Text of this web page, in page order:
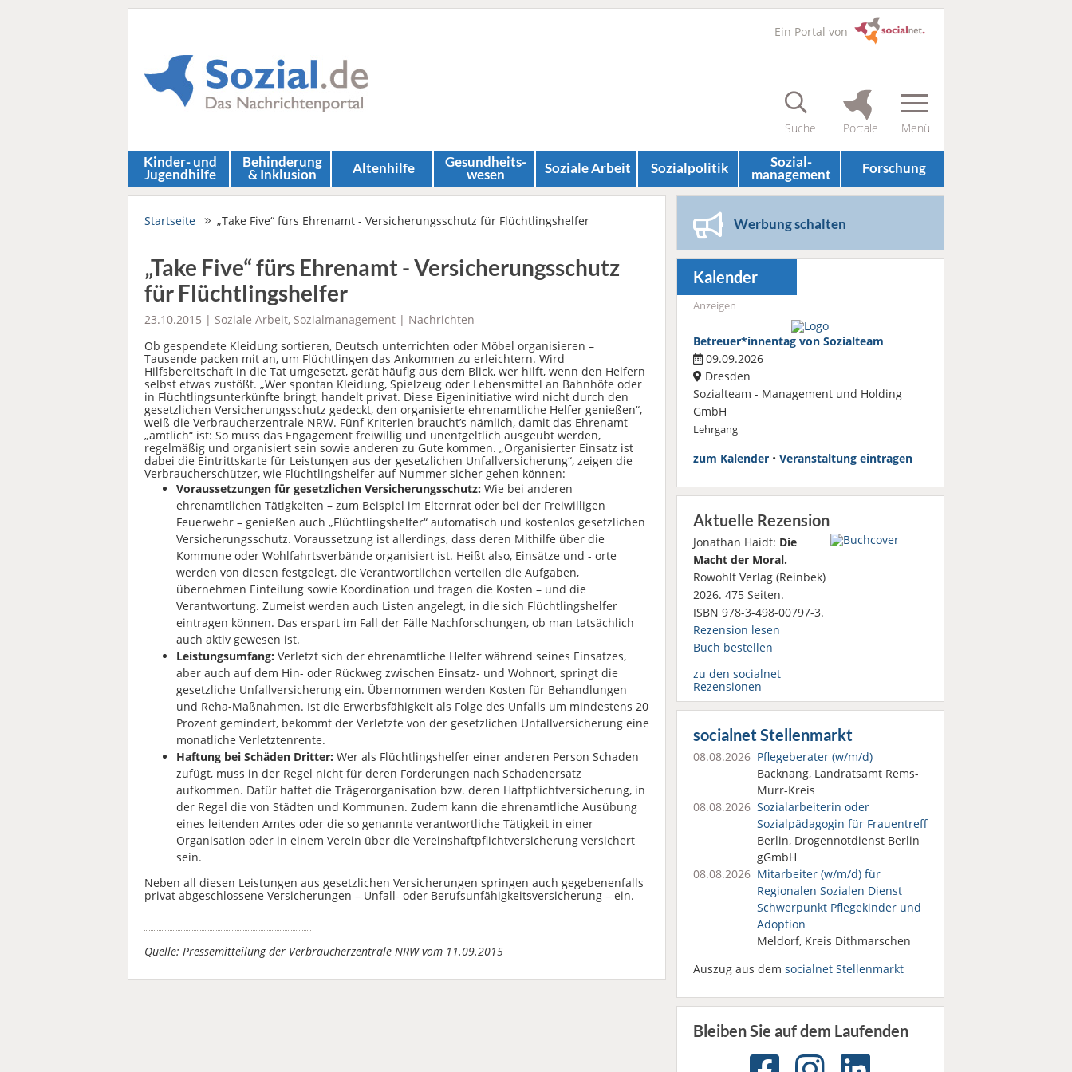
Ein Portal von
Kinder- und
Jugendhilfe
Behinderung
& Inklusion Altenhilfe Gesundheits­
wesen Soziale Arbeit Sozial­politik Sozial­
management Forschung
Startseite „Take Five“ fürs Ehrenamt - Versicherungsschutz für Flüchtlingshelfer
„Take Five“ fürs Ehrenamt - Versicherungsschutz
für Flüchtlingshelfer
23.10.2015 | Soziale Arbeit, Sozialmanagement | Nachrichten
Ob gespendete Kleidung sortieren, Deutsch unterrichten oder Möbel organisieren –
Tausende packen mit an, um Flüchtlingen das Ankommen zu erleichtern. Wird
Hilfsbereitschaft in die Tat umgesetzt, gerät häufig aus dem Blick, wer hilft, wenn den Helfern
selbst etwas zustößt. „Wer spontan Kleidung, Spielzeug oder Lebensmittel an Bahnhöfe oder
in Flüchtlingsunterkünfte bringt, handelt privat. Diese Eigeninitiative wird nicht durch den
gesetzlichen Versicherungsschutz gedeckt, den organisierte ehrenamtliche Helfer genießen“,
weiß die Verbraucherzentrale NRW. Fünf Kriterien braucht’s nämlich, damit das Ehrenamt
„amtlich“ ist: So muss das Engagement freiwillig und unentgeltlich ausgeübt werden,
regelmäßig und organisiert sein sowie anderen zu Gute kommen. „Organisierter Einsatz ist
dabei die Eintrittskarte für Leistungen aus der gesetzlichen Unfallversicherung“, zeigen die
Verbraucherschützer, wie Flüchtlingshelfer auf Nummer sicher gehen können:
Voraussetzungen für gesetzlichen Versicherungsschutz: Wie bei anderen
ehrenamtlichen Tätigkeiten – zum Beispiel im Elternrat oder bei der Freiwilligen
Feuerwehr – genießen auch „Flüchtlingshelfer“ automatisch und kostenlos gesetzlichen
Versicherungsschutz. Voraussetzung ist allerdings, dass deren Mithilfe über die
Kommune oder Wohlfahrtsverbände organisiert ist. Heißt also, Einsätze und - orte
werden von diesen festgelegt, die Verantwortlichen verteilen die Aufgaben,
übernehmen Einteilung sowie Koordination und tragen die Kosten – und die
Verantwortung. Zumeist werden auch Listen angelegt, in die sich Flüchtlingshelfer
eintragen können. Das erspart im Fall der Fälle Nachforschungen, ob man tatsächlich
auch aktiv gewesen ist.
Leistungsumfang: Verletzt sich der ehrenamtliche Helfer während seines Einsatzes,
aber auch auf dem Hin- oder Rückweg zwischen Einsatz- und Wohnort, springt die
gesetzliche Unfallversicherung ein. Übernommen werden Kosten für Behandlungen
und Reha-Maßnahmen. Ist die Erwerbsfähigkeit als Folge des Unfalls um mindestens 20
Prozent gemindert, bekommt der Verletzte von der gesetzlichen Unfallversicherung eine
monatliche Verletztenrente.
Haftung bei Schäden Dritter: Wer als Flüchtlingshelfer einer anderen Person Schaden
zufügt, muss in der Regel nicht für deren Forderungen nach Schadenersatz
aufkommen. Dafür haftet die Trägerorganisation bzw. deren Haftpflichtversicherung, in
der Regel die von Städten und Kommunen. Zudem kann die ehrenamtliche Ausübung
eines leitenden Amtes oder die so genannte verantwortliche Tätigkeit in einer
Organisation oder in einem Verein über die Vereinshaftpflichtversicherung versichert
sein.
Neben all diesen Leistungen aus gesetzlichen Versicherungen springen auch gegebenenfalls
privat abgeschlossene Versicherungen – Unfall- oder Berufsunfähigkeitsversicherung – ein.
Quelle: Pressemitteilung der Verbraucherzentrale NRW vom 11.09.2015
Werbung schalten
Kalender
Anzeigen
Betreuer*innentag von Sozialteam
09.09.2026
Dresden
Sozialteam - Management und Holding
GmbH
Lehrgang
zum Kalender• Veranstaltung eintragen
Aktuelle Rezension
Jonathan Haidt: Die
Macht der Moral.
Rowohlt Verlag (Reinbek)
2026. 475 Seiten.
ISBN 978-3-498-00797-3.
Rezension lesen
Buch bestellen
zu den socialnet
Rezensionen
socialnet Stellenmarkt
08.08.2026 Pflegeberater (w/m/d)
Backnang, Landratsamt Rems-
Murr-Kreis
08.08.2026 Sozialarbeiterin oder
Sozialpädagogin für Frauentreff
Berlin, Drogennotdienst Berlin
gGmbH
08.08.2026 Mitarbeiter (w/m/d) für
Regionalen Sozialen Dienst
Schwerpunkt Pflegekinder und
Adoption
Meldorf, Kreis Dithmarschen
Auszug aus dem socialnet Stellenmarkt
Bleiben Sie auf dem Laufenden